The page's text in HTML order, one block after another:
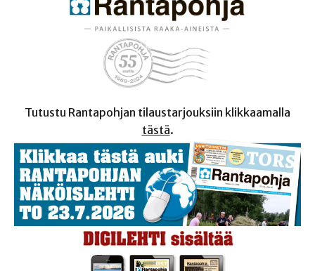
Tutustu Rantapohjan tilaustarjouksiin klikkaamalla
tästä.